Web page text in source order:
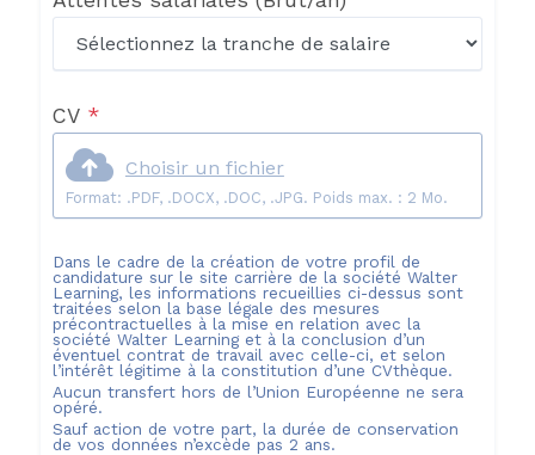
CV *
Choisir un fichier
Format: .PDF, .DOCX, .DOC, .JPG. Poids max. : 2 Mo.
Dans le cadre de la création de votre profil de
candidature sur le site carrière de la société Walter
Learning, les informations recueillies ci-dessus sont
traitées selon la base légale des mesures
précontractuelles à la mise en relation avec la
société Walter Learninget à la conclusion d’un
éventuel contrat de travail avec celle-ci, et selon
l’intérêt légitime à la constitution d’une CVthèque.
Aucun transfert hors de l’Union Européenne ne sera
opéré.
Sauf action de votre part, la durée de conservation
de vos données n’excède pas 2 ans.